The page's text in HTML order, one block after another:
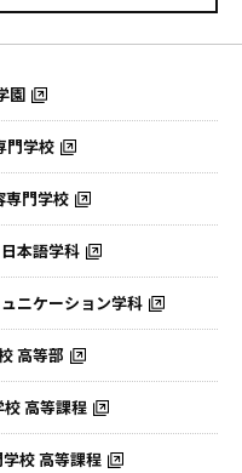
園
門学校
専門学校
日本語学科
ニケーション学科
高等部
校 高等課程
校 高等課程